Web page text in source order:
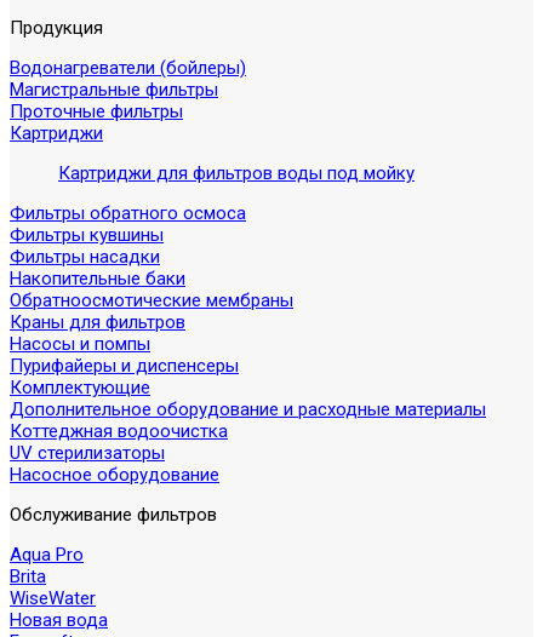
Продукция
Водонагреватели (бойлеры)
Магистральные фильтры
Проточные фильтры
Картриджи
Картриджи для фильтров воды под мойку
Фильтры обратного осмоса
Фильтры кувшины
Фильтры насадки
Накопительные баки
Обратноосмотические мембраны
Краны для фильтров
Насосы и помпы
Пурифайеры и диспенсеры
Комплектующие
Дополнительное оборудование и расходные материалы
Коттеджная водоочистка
UV стерилизаторы
Насосное оборудование
Обслуживание фильтров
Aqua Pro
Brita
WiseWater
Новая вода